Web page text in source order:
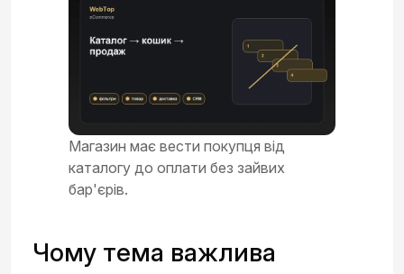
Магазин має вести покупця від
каталогу до оплати без зайвих
бар'єрів.
Чому тема важлива